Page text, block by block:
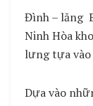
Đình – lăng
Ninh Hòa
lưng tựa vào
Dựa vào